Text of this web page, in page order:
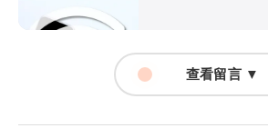
查看留言 ▼